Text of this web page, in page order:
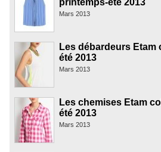
printemps-été 2013
Mars 2013
Les débardeurs
été 2013
Mars 2013
Les chemises Etam
été 2013
Mars 2013